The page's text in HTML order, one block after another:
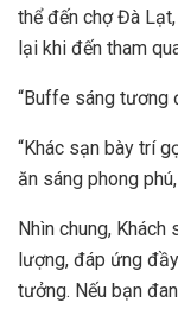
thể đến chợ Đà
lại khi đến tham
“Buffe sáng tương
“Khác sạn bày trí
ăn sáng phong
Nhìn chung,
lượng, đáp ứng
tưởng. Nếu bạn